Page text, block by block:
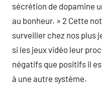
sécrétion de dopamine
au bonheur. » 2 Cette
surveiller chez nos plus
si les jeux vidéo leur
négatifs que positifs il
à une autre système.